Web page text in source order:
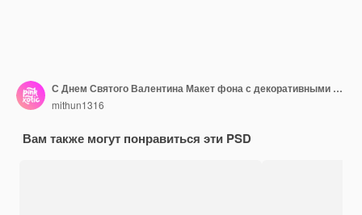
С Днем Святого Валентина Макет фона с декоративными сердечками любви Вид сверху
mithun1316
Вам также могут понравиться эти PSD